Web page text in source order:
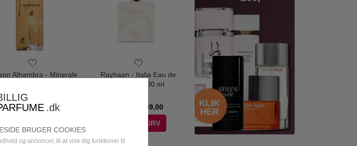
BRUGER COOKIES
og annoncer, til at vise dig funktioner til
Alhambra - Minerale
500,00
179,00
Rayhaan - Italia Eau de
Parfum - 100 ml
249,00
LÆG I KURV